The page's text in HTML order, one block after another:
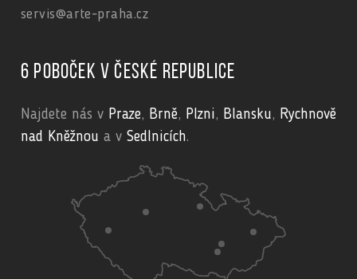
servis@arte-praha.cz
6 poboček v České republice
Najdete nás v Praze, Brně, Plzni, Blansku, Rychnově
nad Kněžnou a v Sedlnicích.